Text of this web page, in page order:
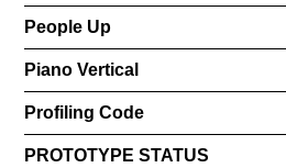
People Up
Piano Vertical
Profiling Code
PROTOTYPE STATUS